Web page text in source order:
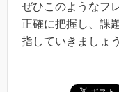
ぜひこのようなフ
正確に把握し、課
指していきましょ